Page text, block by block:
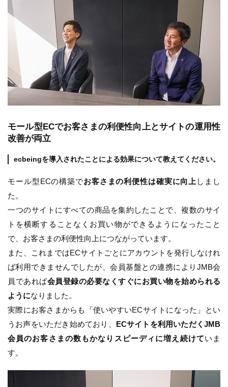
モール型ECでお客さまの利便性向上とサイトの運用性
改善が両立
ecbeingを導入されたことによる効果について教えてください。
モール型ECの構築でお客さまの利便性は確実に向上 しまし
た。
一つのサイトにすべての商品を集約したことで、複数のサイ
トを横断することなくお買い物ができるようになったこと
で、お客さまの利便性向上につながっています。
また、これまではECサイトごとにアカウントを発行しなけれ
ば利用できませんでしたが、会員基盤との連携によりJMB会
員であれば会員登録の必要なくすぐにお買い物を始められる
ようになりました。
実際にお客さまからも「使いやすいECサイトになった」とい
うお声をいただき始めており、 ECサイトを利用いただくJMB
会員のお客さまの数もかなりスピーディに増え続けていま
す。